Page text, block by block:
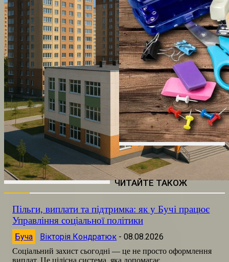
ЧИТАЙТЕ ТАКОЖ
Пільги, виплати та підтримка: як у Бучі працює
Управління соціальної політики
Буча Вікторія Кондратюк - 08.08.2026
Соціальний захист сьогодні — це не просто оформлення